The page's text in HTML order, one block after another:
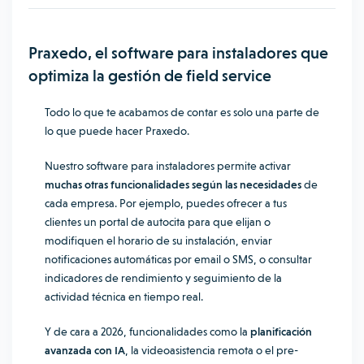
Praxedo, el software para instaladores que
optimiza la gestión de field service
Todo lo que te acabamos de contar es solo una parte de
lo que puede hacer Praxedo.
Nuestro software para instaladores permite activar
muchas otras funcionalidades según las necesidadesde
cada empresa. Por ejemplo, puedes ofrecer a tus
clientes un portal de autocita para que elijan o
modifiquen el horario de su instalación, enviar
notificaciones automáticas por email o SMS, o consultar
indicadores de rendimiento y seguimiento de la
actividad técnica en tiempo real.
Y de cara a 2026, funcionalidades como la planificación
avanzada con IA , la videoasistencia remota o el pre-